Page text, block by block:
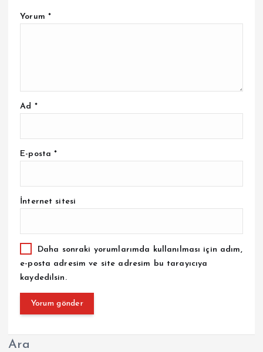
Yorum *
Ad *
E-posta*
İnternet sitesi
Daha sonraki yorumlarımda kullanılması için adım,
e-posta adresim ve site adresim bu tarayıcıya
kaydedilsin.
Ara